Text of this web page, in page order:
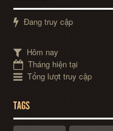
Đang truy cập
Hôm nay
Tháng hiện tại
Tổng lượt truy cập
TAGS